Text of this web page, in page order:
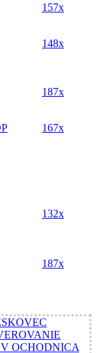
157x
148x
187x
167x
132x
187x
OCHODNICA